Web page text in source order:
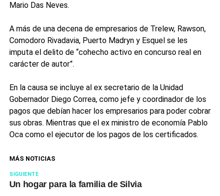
Mario Das Neves.
A más de una decena de empresarios de Trelew, Rawson,
Comodoro Rivadavia, Puerto Madryn y Esquel se les
imputa el delito de “cohecho activo en concurso real en
carácter de autor”.
En la causa se incluye al ex secretario de la Unidad
Gobernador Diego Correa, como jefe y coordinador de los
pagos que debían hacer los empresarios para poder cobrar
sus obras. Mientras que el ex ministro de economía Pablo
Oca como el ejecutor de los pagos de los certificados.
MÁS NOTICIAS
SIGUIENTE
Un hogar para la familia de Silvia